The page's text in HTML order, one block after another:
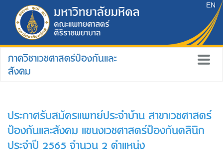
EN
ภาควิชาเวชศาสตร์ป้องกันและ
สังคม
ประกาศรับสมัครแพทย์ประจำบ้าน สาขาเวชศาสตร์
ป้องกันและสังคม แขนงเวชศาสตร์ป้องกันคลินิก
ประจำปี 2565 จำนวน 2 ตำแหน่ง